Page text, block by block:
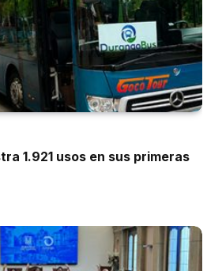
1.921 usos en sus primeras